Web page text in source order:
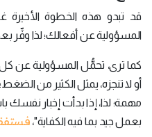
قد تبدو هذه الخطوة الأخيرة
المسؤولية عن أفعالك؛ لذا
كما ترى، تحمُّل المسؤولية عن
أو لا تنجزه، يمثل الكثير من
مهمة؛ لذا، إذا بدأت إخبار نفسك
بعمل جيد بما فيه الكفاية"،